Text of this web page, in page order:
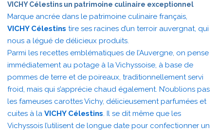
VICHY Célestins un patrimoine culinaire exceptionnel
Marque ancrée dans le patrimoine culinaire français,
VICHY Célestins tire ses racines d’un terroir auvergnat, qui
nous a légué de délicieux produits.
Parmi les recettes emblématiques de l’Auvergne, on pense
immédiatement au potage à la Vichyssoise, à base de
pommes de terre et de poireaux, traditionnellement servi
froid, mais qui s’apprécie chaud également. N’oublions pas
les fameuses carottes Vichy, délicieusement parfumées et
cuites à la VICHY Célestins. Il se dit même que les
Vichyssois l’utilisent de longue date pour confectionner un